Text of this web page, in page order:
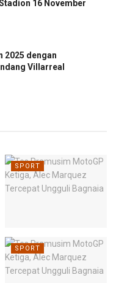
16 November
2025 dengan
Villarreal
SPORT
SPORT